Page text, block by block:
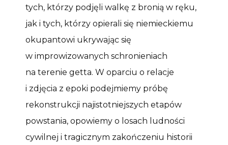
tych, którzy podjęli walkę z bronią w ręku,
jak i tych, którzy opierali się niemieckiemu
okupantowi ukrywając się
w improwizowanych schronieniach
na terenie getta. W oparciu o relacje
i zdjęcia z epoki podejmiemy próbę
rekonstrukcji najistotniejszych etapów
powstania, opowiemy o losach ludności
cywilnej i tragicznym zakończeniu historii